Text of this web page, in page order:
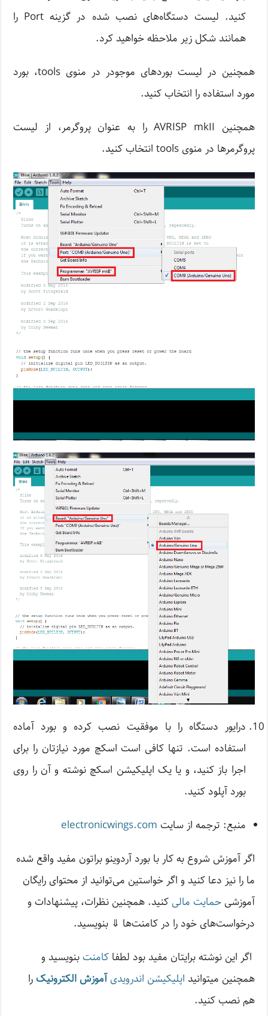
کنید. لیست دستگاه‌های نصب شده در گزینه Port را
همانند شکل زیر ملاحظه خواهید کرد.
همچنین در لیست بوردهای موجودر در منوی tools، بورد
مورد استفاده را انتخاب کنید.
همچنین AVRISP mkII را به عنوان پروگرمر، از لیست
پروگرمرها در منوی tools انتخاب کنید.
درایور دستگاه را با موفقیت نصب کرده و بورد آماده
استفاده است. تنها کافی است اسکچ مورد نیازتان را برای
اجرا باز کنید، و یا یک اپلیکیشن اسکچ نوشته و آن را روی
بورد آپلود کنید.
منبع: ترجمه از سایت electronicwings.com
اگر آموزش شروع به کار با بورد آردوینو براتون مفید واقع شده
ما را نیز دعا کنید و اگر خواستین می‌توانید از محتوا‌ی رایگان
آموزشیحمایت مالی کنید. همچنین نظرات، پیشنهادات و
درخواست‌های خود را در کامنت‌ها ⇓ بنویسید.
اگر این نوشته‌ برایتان مفید بود لطفاکامنت بنویسید و
همچنین میتوانید اپلیکیشن اندرویدیآموزش الکترونیک را
هم نصب کنید.